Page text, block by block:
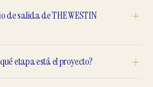
de salida de THE WESTIN
etapa está el proyecto?